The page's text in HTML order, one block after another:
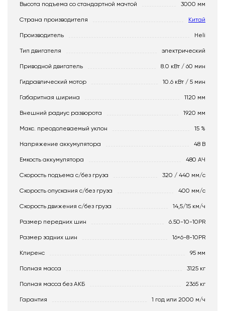
Высота подъема со стандартной мачтой 3000 мм
Страна производителя Китай
Производитель Heli
Тип двигателя электрический
Приводной двигатель 8.0 кВт / 60 мин
Гидравлический мотор 10.6 кВт / 5 мин
Габаритная ширина 1120 мм
Внешний радиус разворота 1920 мм
Макс. преодолеваемый уклон 15 %
Напряжение аккумулятора 48 В
Емкость аккумулятора 480 АЧ
Скорость подъема с/без груза 320 / 440 мм/с
Скорость опускания c/без груза 400 мм/с
Скорость движения c/без груза 14,5/15 км/ч
Размер передних шин 6.50-10-10PR
Размер задних шин 16×6-8-10PR
Клиренс 95 мм
Полная масса 3125 кг
Полная масса без АКБ 2365 кг
Гарантия 1 год или 2000 м/ч